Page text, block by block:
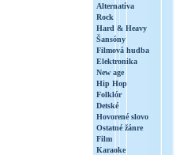
Alternatíva
Rock
Hard & Heavy
Šansóny
Filmová hudba
Elektronika
New age
Hip Hop
Folklór
Detské
Hovorené slovo
Ostatné žánre
Film
Karaoke